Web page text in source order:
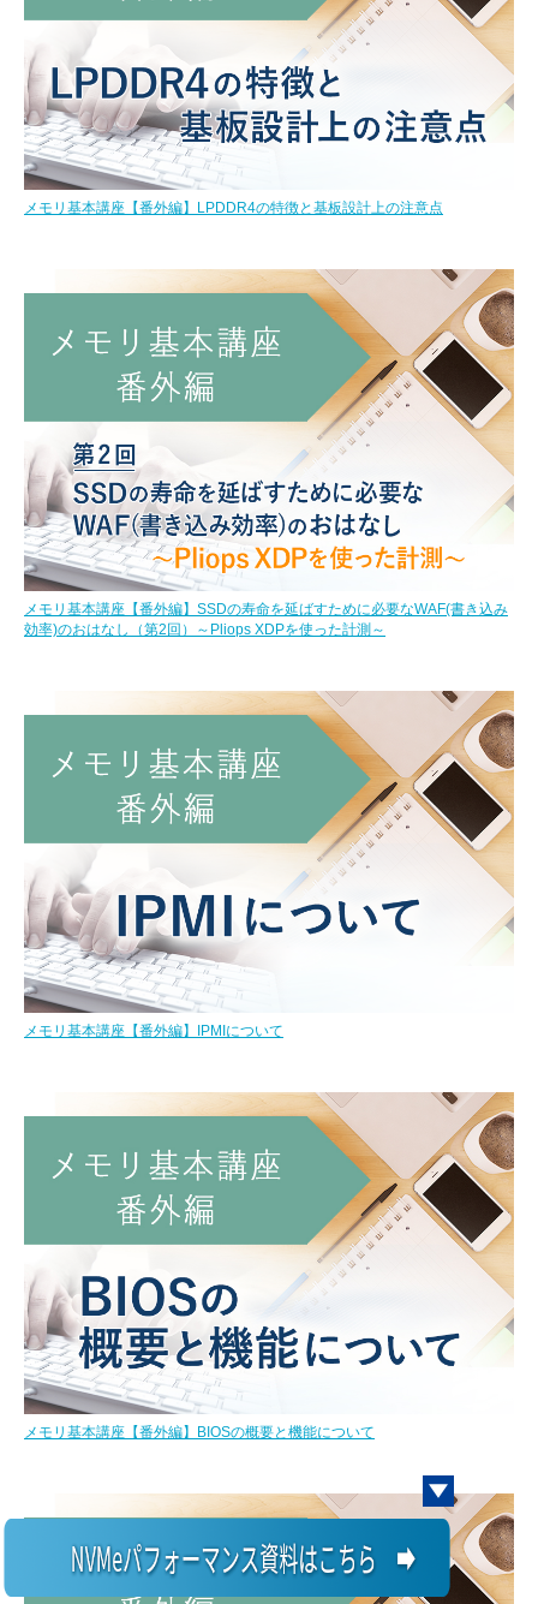
メモリ基本講座【番外編】LPDDR4の特徴と基板設計上の注意点
メモリ基本講座【番外編】SSDの寿命を延ばすために必要なWAF(書き込み
効率)のおはなし（第2回）～Pliops XDPを使った計測～
メモリ基本講座【番外編】IPMIについて
メモリ基本講座【番外編】BIOSの概要と機能について